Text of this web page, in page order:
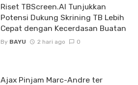
Riset TBScreen.AI Tunjukkan
Potensi Dukung Skrining TB Lebih
Cepat dengan Kecerdasan Buatan
By BAYU 2 hari ago 0
Ajax Pinjam Marc-Andre ter